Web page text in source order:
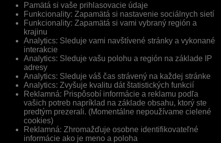
Pamätá si vaše prihlasovacie údaje
Funkcionality: Zapamätá si nastavenie sociálnych sietí
Funkcionality: Zapamätá si vami vybraný región a
krajinu
Analytics: Sleduje vami navštívené stránky a vykonané
interakcie
Analytics: Sleduje vašu polohu a región na základe IP
adresy
Analytics: Sleduje váš čas strávený na každej stránke
Analytics: Zvyšuje kvalitu dát štatistických funkcií
Reklamná: Prispôsobí informácie a reklamu podľa
vašich potreb napríklad na základe obsahu, ktorý ste
predtým prezerali. (Momentálne nepoužívame cielené
cookies)
Reklamná: Zhromažďuje osobne identifikovateľné
informácie ako je meno a poloha